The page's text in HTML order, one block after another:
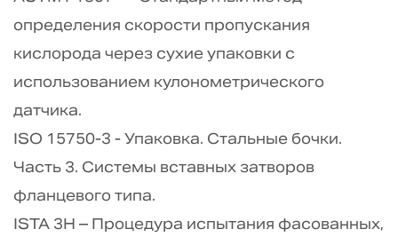
определения скорости пропускания
кислорода через сухие упаковки с
использованием кулонометрического
датчика.
ISO 15750-3 - Упаковка. Стальные бочки.
Часть 3. Системы вставных затворов
фланцевого типа.
ISTA 3H – Процедура испытания фасованных,